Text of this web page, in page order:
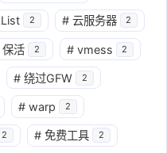
2 # 云服务器 2
保活 2 # vmess 2
# 绕过GFW 2
# warp 2
2 # 免费工具 2